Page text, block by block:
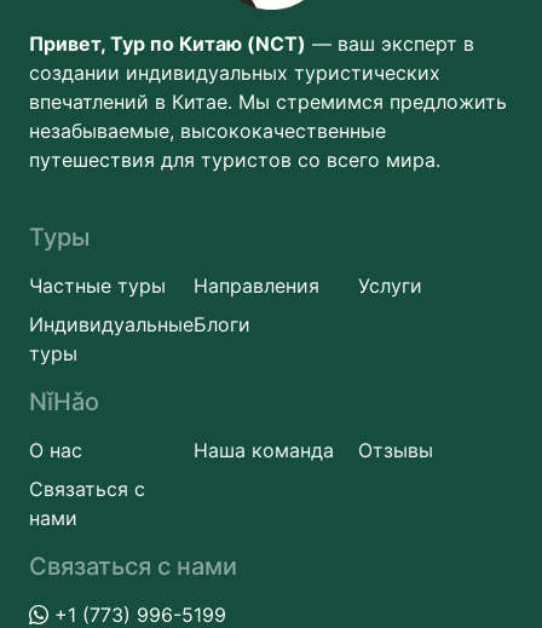
Привет, Тур по Китаю (NCT) — ваш эксперт в
создании индивидуальных туристических
впечатлений в Китае. Мы стремимся предложить
незабываемые, высококачественные
путешествия для туристов со всего мира.
Туры
Частные туры Направления
Услуги
Индивидуальные
туры
Блоги
NǐHǎo
О нас Наша команда
Отзывы
Связаться с
нами
Связаться с нами
+1 (773) 996-5199